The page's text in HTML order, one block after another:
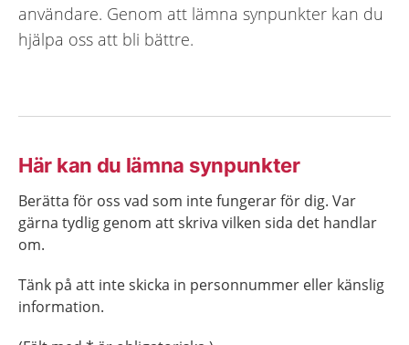
användare. Genom att lämna synpunkter kan du
hjälpa oss att bli bättre.
Här kan du lämna synpunkter
Berätta för oss vad som inte fungerar för dig. Var
gärna tydlig genom att skriva vilken sida det handlar
om.
Tänk på att inte skicka in personnummer eller känslig
information.